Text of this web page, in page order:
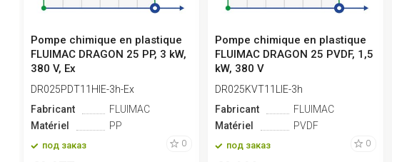
Pompe chimique en plastique
FLUIMAC DRAGON 25 PP, 3 kW,
380 V, Ex
DR025PDT11HIE-3h-Ex
Fabricant
FLUIMAC
Matériel
PP
под заказ 0
Pompe chimique en plastique
FLUIMAC DRAGON 25 PVDF, 1,5
kW, 380 V
DR025KVT11LIE-3h
Fabricant
FLUIMAC
Matériel
PVDF
под заказ 0